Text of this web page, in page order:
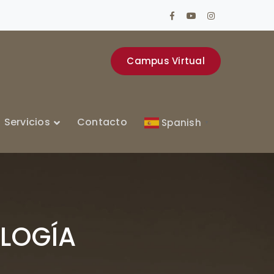
Facebook
Profile
Youtube
Profile
Instagram
Profile
Campus Virtual
Servicios Contacto Spanish